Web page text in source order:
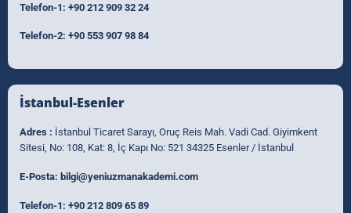
Telefon-1: +90 212 909 32 24
Telefon-2: +90 553 907 98 84
İstanbul-Esenler
Adres : İstanbul Ticaret Sarayı, Oruç Reis Mah. Vadi Cad. Giyimkent
Sitesi, No: 108, Kat: 8, İç Kapı No: 521 34325 Esenler / İstanbul
E-Posta: bilgi@yeniuzmanakademi.com
Telefon-1: +90 212 809 65 89